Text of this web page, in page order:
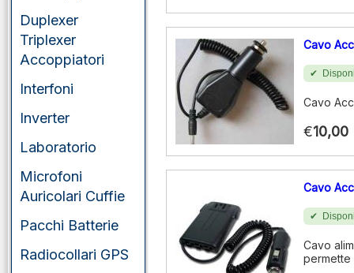
Duplexer
Triplexer
Accoppiatori
Interfoni
Inverter
Laboratorio
Microfoni
Auricolari Cuffie
Pacchi Batterie
Radiocollari GPS
Cavo
Cavo
€10,00
Cavo
Cavo
permette